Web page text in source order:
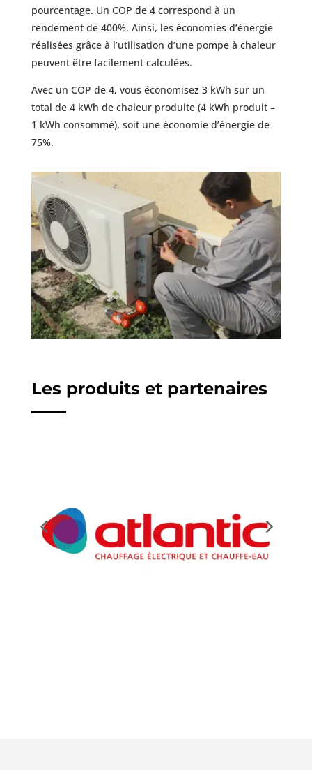
pourcentage. Un COP de 4 correspond à un
rendement de 400%. Ainsi, les économies d’énergie
réalisées grâce à l’utilisation d’une pompe à chaleur
peuvent être facilement calculées.
Avec un COP de 4, vous économisez 3 kWh sur un
total de 4 kWh de chaleur produite (4 kWh produit –
1 kWh consommé), soit une économie d’énergie de
75%.
Les produits et partenaires